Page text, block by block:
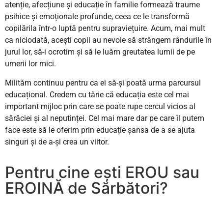
atenție, afecțiune și educație în familie formează traume
psihice și emoționale profunde, ceea ce le transformă
copilărila într-o luptă pentru supraviețuire. Acum, mai mult
ca niciodată, acești copii au nevoie să strângem rândurile în
jurul lor, să-i ocrotim și să le luăm greutatea lumii de pe
umerii lor mici.
Milităm continuu pentru ca ei să-și poată urma parcursul
educațional. Credem cu tărie că educația este cel mai
important mijloc prin care se poate rupe cercul vicios al
sărăciei și al neputinței. Cel mai mare dar pe care îl putem
face este să le oferim prin educație șansa de a se ajuta
singuri și de a-și crea un viitor.
Pentru cine ești EROU sau
EROINĂ de Sărbători?